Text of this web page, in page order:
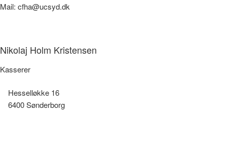
Mail: cfha@ucsyd.dk
Nikolaj Holm Kristensen
Kasserer
Hesselløkke 16
6400 Sønderborg